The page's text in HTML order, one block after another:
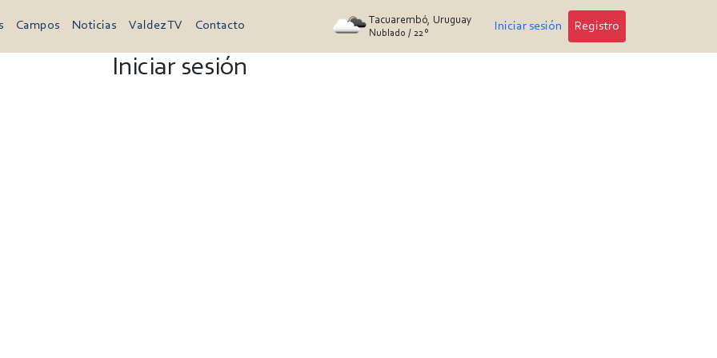
Campos Noticias Valdez TV Contacto Tacuarembó, Uruguay
Nublado / 22° Iniciar sesión Registro
Iniciar sesión